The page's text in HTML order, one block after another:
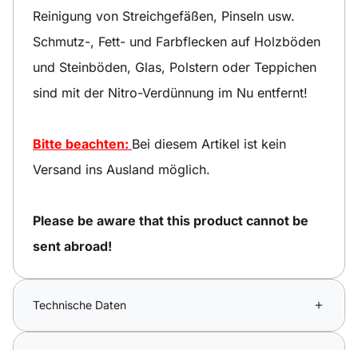
Reinigung von Streichgefäßen, Pinseln usw.
Schmutz-, Fett- und Farbflecken auf Holzböden
und Steinböden, Glas, Polstern oder Teppichen
sind mit der Nitro-Verdünnung im Nu entfernt!
Bitte beachten: Bei diesem Artikel ist kein
Versand ins Ausland möglich.
Please be aware that this product cannot be
sent abroad!
Technische Daten